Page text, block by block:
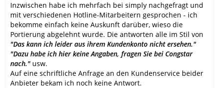
Inzwischen habe ich mehrfach bei simply nachgefragt und
mit verschiedenen Hotline-Mitarbeitern gesprochen - ich
bekomme einfach keine Auskunft darüber, wieso die
Portierung abgelehnt wurde. Die antworten alle im Stil von
"Das kann ich leider aus ihrem Kundenkonto nicht ersehen."
"Dazu habe ich hier keine Angaben, fragen Sie bei Congstar
nach." usw.
Auf eine schriftliche Anfrage an den Kundenservice beider
Anbieter bekam ich noch keine Antwort.